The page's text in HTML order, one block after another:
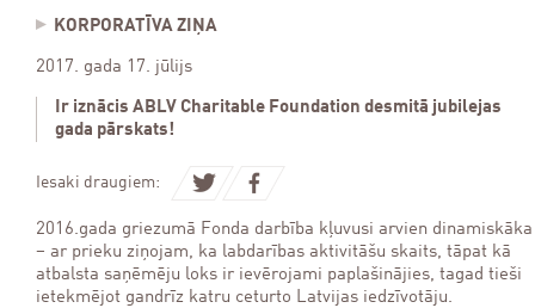
KORPORATĪVA ZIŅA
2017. gada 17. jūlijs
Ir iznācis ABLV Charitable Foundation desmitā jubilejas
gada pārskats!
Iesaki draugiem:
2016.gada griezumā Fonda darbība kļuvusi arvien dinamiskāka
– ar prieku ziņojam, ka labdarības aktivitāšu skaits, tāpat kā
atbalsta saņēmēju loks ir ievērojami paplašinājies, tagad tieši
ietekmējot gandrīz katru ceturto Latvijas iedzīvotāju.